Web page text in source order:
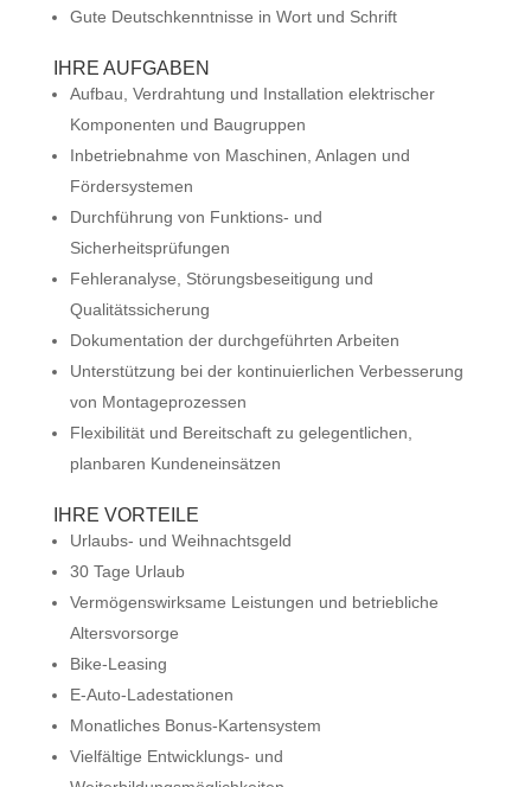
Gute Deutschkenntnisse in Wort und Schrift
IHRE AUFGABEN
Aufbau, Verdrahtung und Installation elektrischer
Komponenten und Baugruppen
Inbetriebnahme von Maschinen, Anlagen und
Fördersystemen
Durchführung von Funktions- und
Sicherheitsprüfungen
Fehleranalyse, Störungsbeseitigung und
Qualitätssicherung
Dokumentation der durchgeführten Arbeiten
Unterstützung bei der kontinuierlichen Verbesserung
von Montageprozessen
Flexibilität und Bereitschaft zu gelegentlichen,
planbaren Kundeneinsätzen
IHRE VORTEILE
Urlaubs- und Weihnachtsgeld
30 Tage Urlaub
Vermögenswirksame Leistungen und betriebliche
Altersvorsorge
Bike-Leasing
E-Auto-Ladestationen
Monatliches Bonus-Kartensystem
Vielfältige Entwicklungs- und